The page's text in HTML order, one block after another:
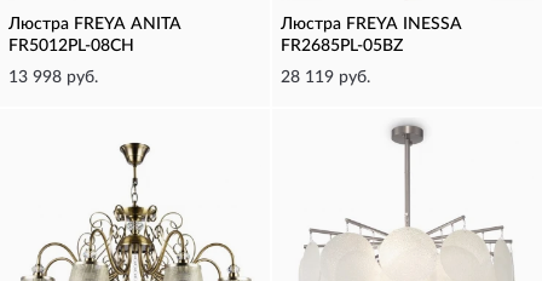
Люстра FREYA ANITA
FR5012PL-08CH
13 998 руб.
Люстра FREYA INESSA
FR2685PL-05BZ
28 119 руб.